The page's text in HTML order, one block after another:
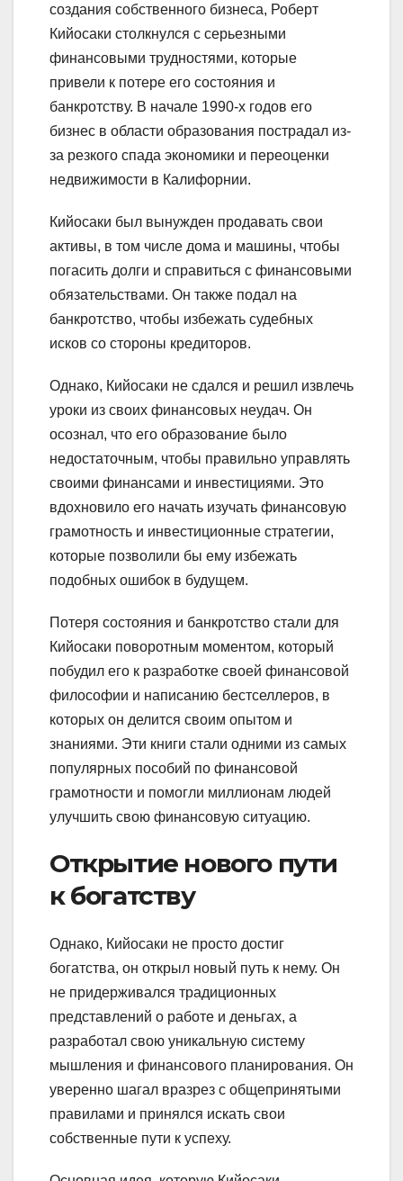
создания собственного бизнеса, Роберт
Кийосаки столкнулся с серьезными
финансовыми трудностями, которые
привели к потере его состояния и
банкротству. В начале 1990-х годов его
бизнес в области образования пострадал из-
за резкого спада экономики и переоценки
недвижимости в Калифорнии.
Кийосаки был вынужден продавать свои
активы, в том числе дома и машины, чтобы
погасить долги и справиться с финансовыми
обязательствами. Он также подал на
банкротство, чтобы избежать судебных
исков со стороны кредиторов.
Однако, Кийосаки не сдался и решил извлечь
уроки из своих финансовых неудач. Он
осознал, что его образование было
недостаточным, чтобы правильно управлять
своими финансами и инвестициями. Это
вдохновило его начать изучать финансовую
грамотность и инвестиционные стратегии,
которые позволили бы ему избежать
подобных ошибок в будущем.
Потеря состояния и банкротство стали для
Кийосаки поворотным моментом, который
побудил его к разработке своей финансовой
философии и написанию бестселлеров, в
которых он делится своим опытом и
знаниями. Эти книги стали одними из самых
популярных пособий по финансовой
грамотности и помогли миллионам людей
улучшить свою финансовую ситуацию.
Открытие нового пути
к богатству
Однако, Кийосаки не просто достиг
богатства, он открыл новый путь к нему. Он
не придерживался традиционных
представлений о работе и деньгах, а
разработал свою уникальную систему
мышления и финансового планирования. Он
уверенно шагал вразрез с общепринятыми
правилами и принялся искать свои
собственные пути к успеху.